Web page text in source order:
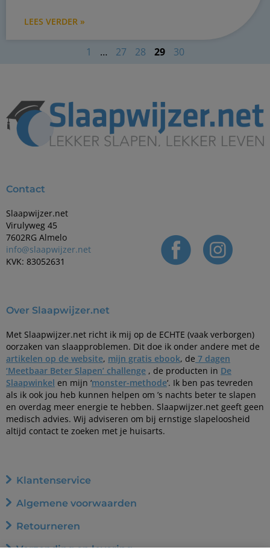
LEES VERDER »
1 … 27 28 29 30
Contact
Slaapwijzer.net
Virulyweg 45
7602RG Almelo
info@slaapwijzer.net
KVK: 83052631
Over Slaapwijzer.net
Met Slaapwijzer.net richt ik mij op de ECHTE (vaak verborgen)
oorzaken van slaapproblemen. Dit doe ik onder andere met de
artikelen op de website, mijn gratis ebook, de 7 dagen
‘Meetbaar Beter Slapen’ challenge , de producten in De
Slaapwinkel en mijn ‘monster-methode‘. Ik ben pas tevreden
als ik ook jou heb kunnen helpen om ’s nachts beter te slapen
en overdag meer energie te hebben. Slaapwijzer.net geeft geen
medisch advies. Wij adviseren om bij ernstige slapeloosheid
altijd contact te zoeken met je huisarts.
Klantenservice
Algemene voorwaarden
Retourneren
Verzending en levering